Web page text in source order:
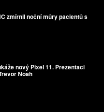
zmírnil noční můry pacientů s
nový Pixel 11. Prezentaci
Noah